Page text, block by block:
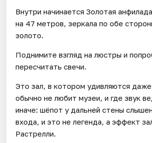
Внутри начинается Золотая
на 47 метров, зеркала по обе
золото.
Поднимите взгляд на люстры и
пересчитать свечи.
Это зал, в котором удивляются
обычно не любит музеи, и где звук
иначе: шёпот у дальней стены
входа, и это не легенда, а эффект
Растрелли.